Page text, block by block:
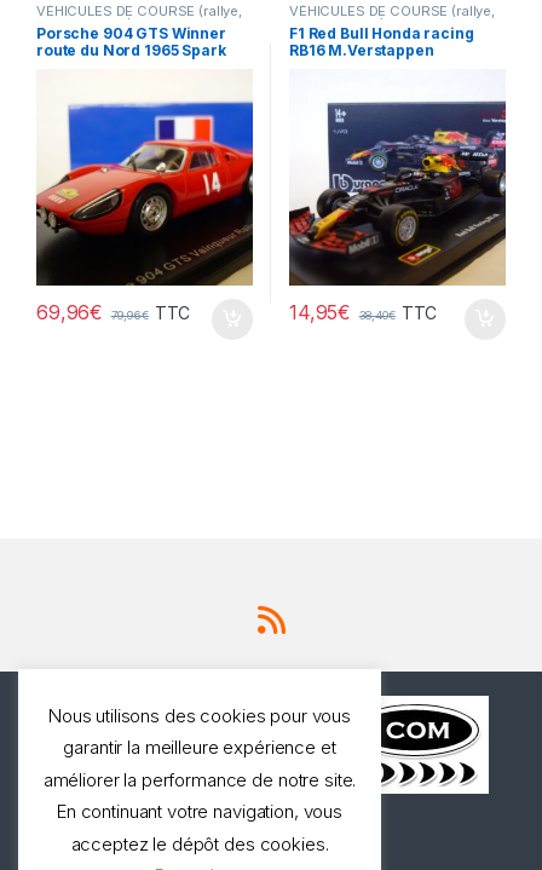
VÉHICULES DE COURSE (rallye,
Le Mans, F1 ...)
Porsche 904 GTS Winner
route du Nord 1965 Spark
69,96€ 79,96€ TTC
VÉHICULES DE COURSE (rallye,
Le Mans, F1 ...)
F1 Red Bull Honda racing
RB16 M.Verstappen
14,95€ 38,40€ TTC
nous!
Nous utilisons des cookies pour vous
garantir la meilleure expérience et
améliorer la performance de notre site.
En continuant votre navigation, vous
acceptez le dépôt des cookies.